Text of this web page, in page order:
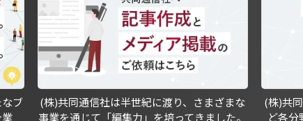
ブ
(株)共同通信社は半世紀に渡り、さまざまな
事業を通じて「編集力」を培ってきました。
(株)共
ど各